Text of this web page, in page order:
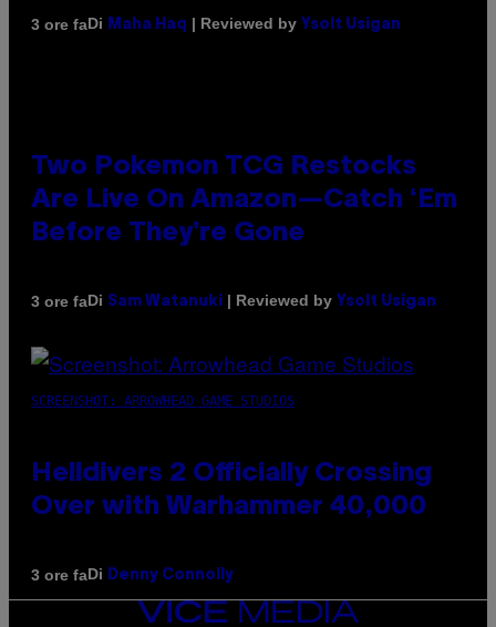
3 ore faDi Maha Haq | Reviewed by Ysolt Usigan
Two Pokemon TCG Restocks
Are Live On Amazon—Catch ‘Em
Before They’re Gone
3 ore faDi Sam Watanuki | Reviewed by Ysolt Usigan
SCREENSHOT: ARROWHEAD GAME STUDIOS
Helldivers 2 Officially Crossing
Over with Warhammer 40,000
3 ore faDi Denny Connolly
VICE